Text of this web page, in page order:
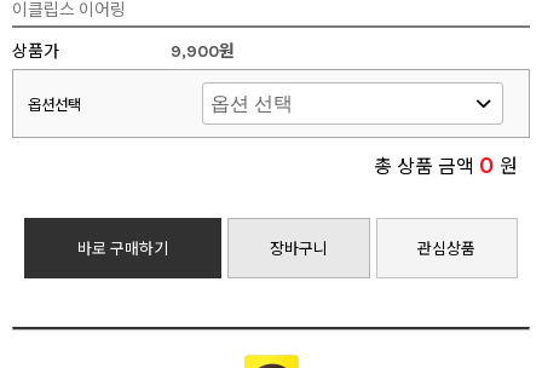
이클립스 이어링
상품가
9,900원
옵션선택
총 상품 금액 0 원
바로 구매하기 장바구니 관심상품